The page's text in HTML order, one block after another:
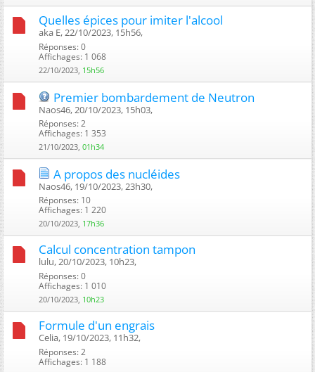
Quelles épices pour imiter l'alcool
aka E, 22/10/2023, 15h56, ‎
Réponses: 0
Affichages: 1 068
22/10/2023, 15h56
Premier bombardement de Neutron
Naos46, 20/10/2023, 15h03, ‎
Réponses: 2
Affichages: 1 353
21/10/2023, 01h34
A propos des nucléides
Naos46, 19/10/2023, 23h30, ‎
Réponses: 10
Affichages: 1 220
20/10/2023, 17h36
Calcul concentration tampon
lulu, 20/10/2023, 10h23, ‎
Réponses: 0
Affichages: 1 010
20/10/2023, 10h23
Formule d'un engrais
Celia, 19/10/2023, 11h32, ‎
Réponses: 2
Affichages: 1 188